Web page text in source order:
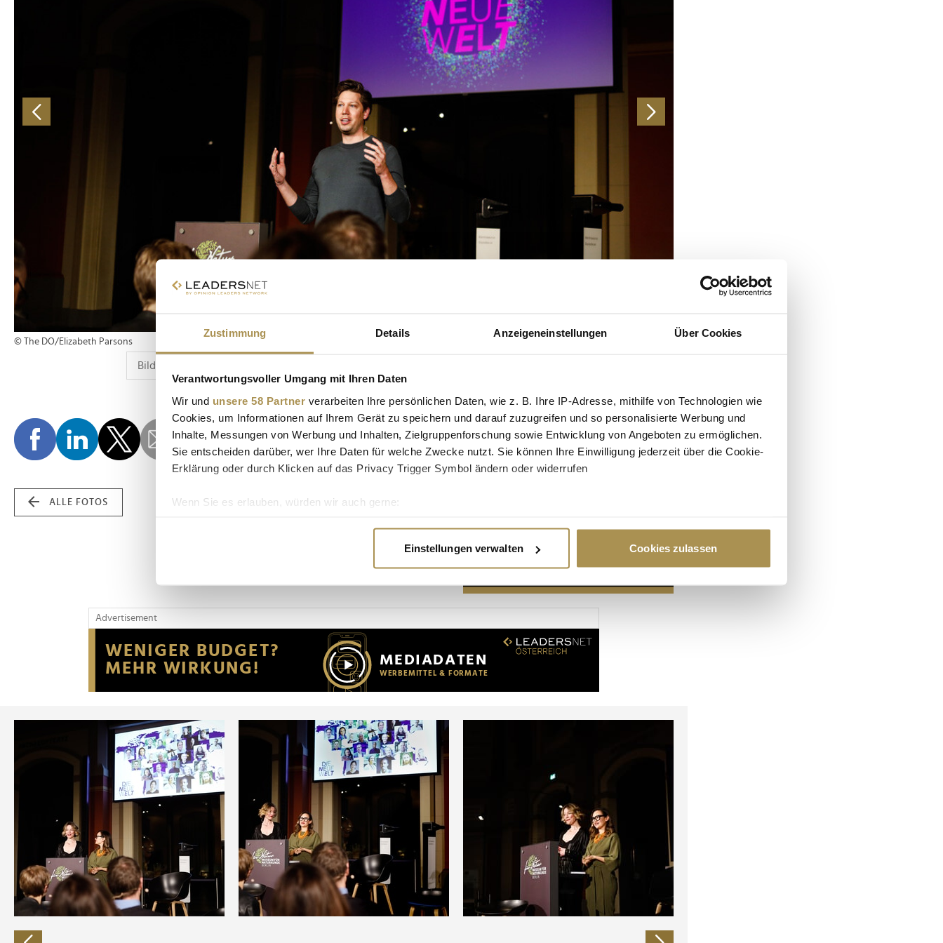
Zustimmung Details Anzeigeneinstellungen Über Cookies
Verantwortungsvoller Umgang mit Ihren Daten
Wir und unsere 58 Partner verarbeiten Ihre persönlichen Daten, wie z. B. Ihre IP-Adresse, mithilfe von Technologien wie
Cookies, um Informationen auf Ihrem Gerät zu speichern und darauf zuzugreifen und so personalisierte Werbung und
Inhalte, Messungen von Werbung und Inhalten, Zielgruppenforschung sowie Entwicklung von Angeboten zu ermöglichen.
Sie entscheiden darüber, wer Ihre Daten für welche Zwecke nutzt. Sie können Ihre Einwilligung jederzeit über die Cookie-
Erklärung oder durch Klicken auf das Privacy Trigger Symbol ändern oder widerrufen
Wenn Sie es erlauben, würden wir auch gerne:
Erfahren Sie mehr darüber, wie Ihre persönlichen Daten verarbeitet werden, und legen Sie Ihre Präferenzen im
Wir verwenden Cookies, um Inhalte und Anzeigen zu personalisieren, Funktionen für soziale Medien anbieten zu können
Website an unsere Partner für soziale Medien, Werbung und Analysen weiter. Unsere Partner führen diese Informationen
möglicherweise mit weiteren Daten zusammen, die Sie ihnen bereitgestellt haben oder die sie im Rahmen Ihrer Nutzung
der Dienste gesammelt haben.
Einstellungen verwalten Cookies zulassen
© The DO/Elizabeth Parsons
ALLE FOTOS
Advertisement
Advertisement